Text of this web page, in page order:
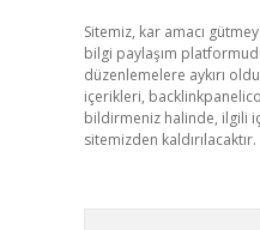
Sitemiz, kar amacı
bilgi paylaşım
düzenlemelere aykırı
içerikleri,
bildirmeniz halinde, ilgili
sitemizden kaldırılacaktır.